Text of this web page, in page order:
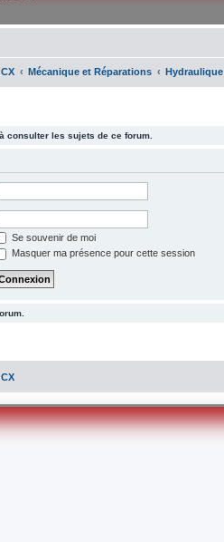
Mécanique et Réparations Hydraulique
consulter les sujets de ce forum.
Se souvenir de moi
Masquer ma présence pour cette session